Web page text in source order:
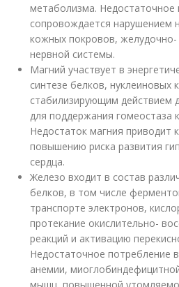
метаболизма. Недостаточное
сопровождается нарушением
кожных покровов, желудочно-
нервной системы.
Магний участвует в
синтезе белков, нуклеиновых
стабилизирующим действием
для поддержания гомеостаза
Недостаток магния приводит
повышению риска развития
сердца.
Железо входит в состав
белков, в том числе
транспорте электронов,
протекание окислительно-
реакций и активацию
Недостаточное потребление
анемии,